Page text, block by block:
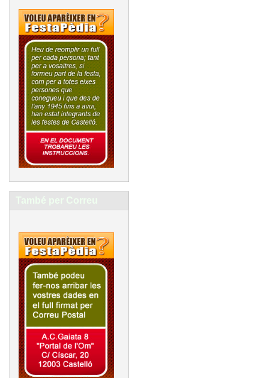
També per Correu